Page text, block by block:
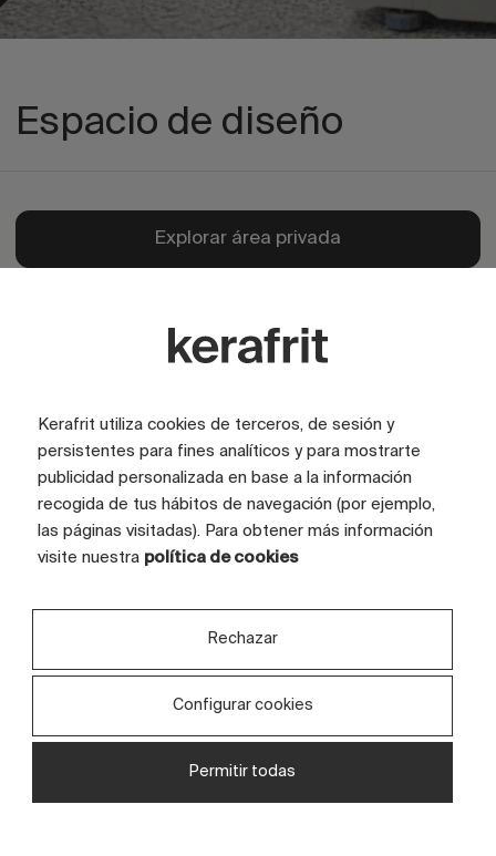
Espacio de diseño
Explorar área privada
Kerafrit utiliza cookies de terceros, de sesión y
persistentes para fines analíticos y para mostrarte
publicidad personalizada en base a la información
recogida de tus hábitos de navegación (por ejemplo,
las páginas visitadas). Para obtener más información
visite nuestra política de cookies
Rechazar
Configurar cookies
Permitir todas